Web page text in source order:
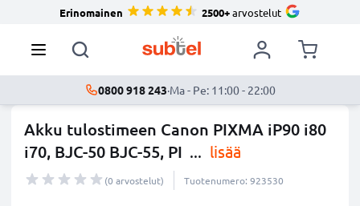
Erinomainen 2500+arvostelut
0800 918 243·Ma - Pe: 11:00 - 22:00
Akku tulostimeen Canon PIXMA iP90 i80
i70, BJC-50 BJC-55, PI ... lisää
(0 arvostelut) Tuotenumero: 923530